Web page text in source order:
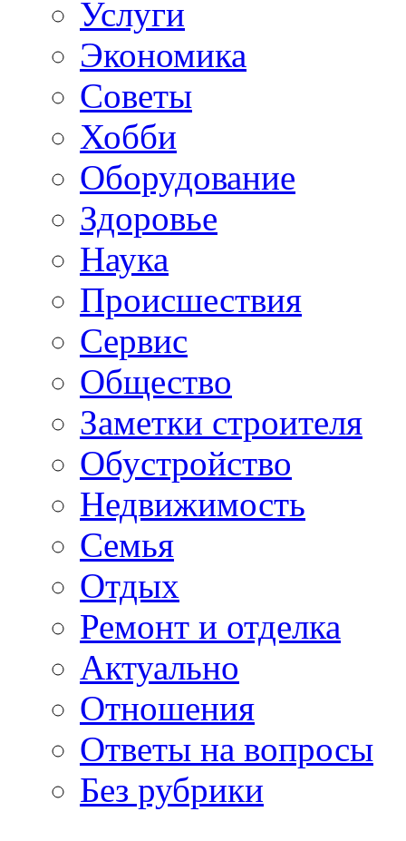
Услуги
Экономика
Советы
Хобби
Oборудование
Здоровье
Наука
Происшествия
Сервис
Общество
Заметки строителя
Обустройство
Недвижимость
Семья
Отдых
Ремонт и отделка
Актуально
Отношения
Ответы на вопросы
Без рубрики